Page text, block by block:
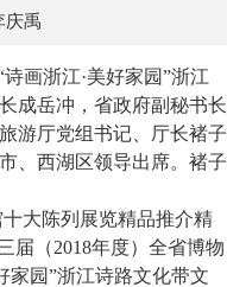
庆禹
画浙江·美好家园”浙江
成岳冲，省政府副秘书长
游厅党组书记、厅长褚子
、西湖区领导出席。褚子
大陈列展览精品推介精
届（2018年度）全省博物
家园”浙江诗路文化带文